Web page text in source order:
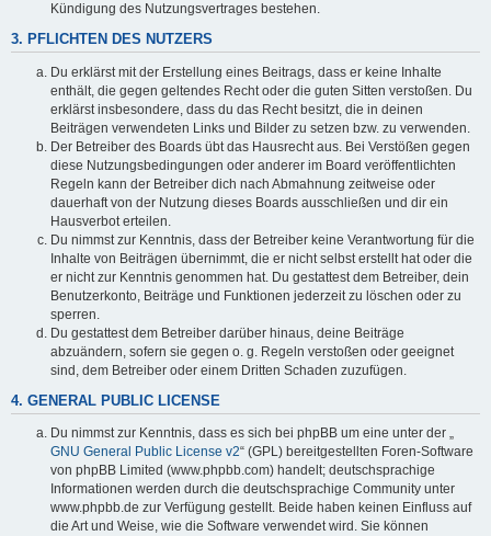
Kündigung des Nutzungsvertrages bestehen.
3. PFLICHTEN DES NUTZERS
Du erklärst mit der Erstellung eines Beitrags, dass er keine Inhalte
enthält, die gegen geltendes Recht oder die guten Sitten verstoßen. Du
erklärst insbesondere, dass du das Recht besitzt, die in deinen
Beiträgen verwendeten Links und Bilder zu setzen bzw. zu verwenden.
Der Betreiber des Boards übt das Hausrecht aus. Bei Verstößen gegen
diese Nutzungsbedingungen oder anderer im Board veröffentlichten
Regeln kann der Betreiber dich nach Abmahnung zeitweise oder
dauerhaft von der Nutzung dieses Boards ausschließen und dir ein
Hausverbot erteilen.
Du nimmst zur Kenntnis, dass der Betreiber keine Verantwortung für die
Inhalte von Beiträgen übernimmt, die er nicht selbst erstellt hat oder die
er nicht zur Kenntnis genommen hat. Du gestattest dem Betreiber, dein
Benutzerkonto, Beiträge und Funktionen jederzeit zu löschen oder zu
sperren.
Du gestattest dem Betreiber darüber hinaus, deine Beiträge
abzuändern, sofern sie gegen o. g. Regeln verstoßen oder geeignet
sind, dem Betreiber oder einem Dritten Schaden zuzufügen.
4. GENERAL PUBLIC LICENSE
Du nimmst zur Kenntnis, dass es sich bei phpBB um eine unter der „
GNU General Public License v2“ (GPL) bereitgestellten Foren-Software
von phpBB Limited (www.phpbb.com) handelt; deutschsprachige
Informationen werden durch die deutschsprachige Community unter
www.phpbb.de zur Verfügung gestellt. Beide haben keinen Einfluss auf
die Art und Weise, wie die Software verwendet wird. Sie können